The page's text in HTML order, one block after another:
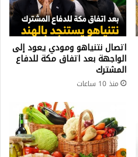
اتصال نتنياهو ومودي يعود إلى
الواجهة بعد اتفاق مكة للدفاع
المشترك
منذ 10 ساعات